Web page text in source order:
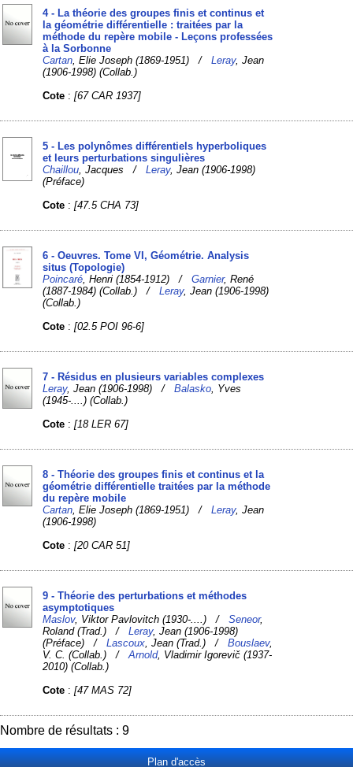
4 - La théorie des groupes finis et continus et
la géométrie différentielle : traitées par la
méthode du repère mobile - Leçons professées
à la Sorbonne
Cartan , Elie Joseph (1869-1951) /Leray, Jean
(1906-1998) (Collab.)
Cote :[67 CAR 1937]
5 - Les polynômes différentiels hyperboliques
et leurs perturbations singulières
Chaillou , Jacques /Leray, Jean (1906-1998)
(Préface)
Cote :[47.5 CHA 73]
6 - Oeuvres. Tome VI, Géométrie. Analysis
situs (Topologie)
Poincaré , Henri (1854-1912) /Garnier, René
(1887-1984) (Collab.) /Leray, Jean (1906-1998)
(Collab.)
Cote :[02.5 POI 96-6]
7 - Résidus en plusieurs variables complexes
Leray, Jean (1906-1998) /Balasko , Yves
(1945-....) (Collab.)
Cote :[18 LER 67]
8 - Théorie des groupes finis et continus et la
géométrie différentielle traitées par la méthode
du repère mobile
Cartan , Elie Joseph (1869-1951) /Leray, Jean
(1906-1998)
Cote :[20 CAR 51]
9 - Théorie des perturbations et méthodes
asymptotiques
Maslov, Viktor Pavlovitch (1930-....) /Seneor,
Roland (Trad.) /Leray, Jean (1906-1998)
(Préface) /Lascoux , Jean (Trad.) /Bouslaev,
V. C. (Collab.) /Arnold, Vladimir Igorevič (1937-
2010) (Collab.)
Cote :[47 MAS 72]
Nombre de résultats : 9
Plan d'accès